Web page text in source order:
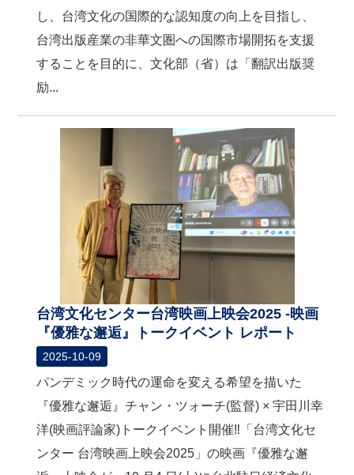
し、台湾文化の国際的な認知度の向上を目指し、
台湾出版産業の非華文圏への国際市場開拓を支援
することを目的に、文化部（省）は「翻訳出版奨
励...
台湾文化センター台湾映画上映会2025 -映画
『優雅な邂逅』トークイベント レポート
2025-10-09
パンデミック時代の運命を変える希望を描いた
『優雅な邂逅』チャン・ツォーチ(監督) × 宇田川幸
洋(映画評論家)トークイベント開催‼「台湾文化セ
ンター 台湾映画上映会2025」の映画『優雅な邂